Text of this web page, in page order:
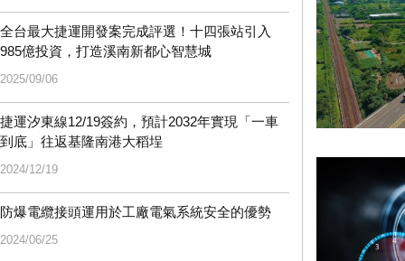
全台最大捷運開發案完成評選！十四張站引入
985億投資，打造溪南新都心智慧城
2025/09/06
捷運汐東線12/19簽約，預計2032年實現「一車
到底」往返基隆南港大稻埕
2024/12/19
防爆電纜接頭運用於工廠電氣系統安全的優勢
2024/06/25